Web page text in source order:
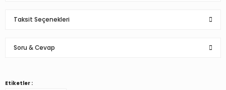
Taksit Seçenekleri
Soru & Cevap
Etiketler :